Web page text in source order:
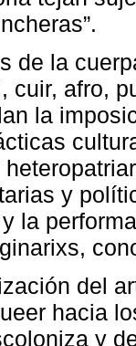
de la
cuir, afro,
la
y
la
del
hacia
y